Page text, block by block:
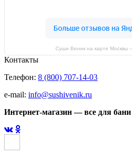
Суши Веник на карте Москвы
Контакты
Телефон: 8 (800) 707-14-03
e-mail: info@sushivenik.ru
Интернет-магазин — все для